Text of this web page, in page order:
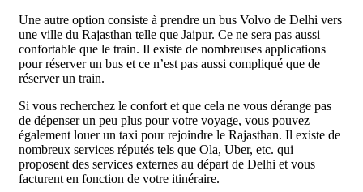
Une autre option consiste à prendre un bus Volvo de Delhi vers
une ville du Rajasthan telle que Jaipur. Ce ne sera pas aussi
confortable que le train. Il existe de nombreuses applications
pour réserver un bus et ce n’est pas aussi compliqué que de
réserver un train.
Si vous recherchez le confort et que cela ne vous dérange pas
de dépenser un peu plus pour votre voyage, vous pouvez
également louer un taxi pour rejoindre le Rajasthan. Il existe de
nombreux services réputés tels que Ola, Uber, etc. qui
proposent des services externes au départ de Delhi et vous
facturent en fonction de votre itinéraire.